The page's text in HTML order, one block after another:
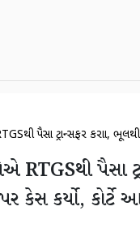
પૈસા ટ્રાન્સફર કરાવ્યા,
RTGSથી પૈસા
કેસ કર્યો, કોર્ટે